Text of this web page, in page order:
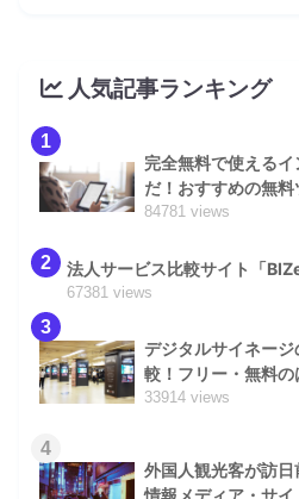
人気記事ランキング
1
完全無料で使える
だ！おすすめの無
84781 views
2 法人サービス比較サイト「
67381 views
3
デジタルサイネー
較！フリー・無料の
33914 views
4
外国人観光客が訪